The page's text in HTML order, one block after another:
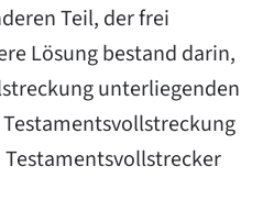
Teil, der frei
Lösung bestand darin,
unterliegenden